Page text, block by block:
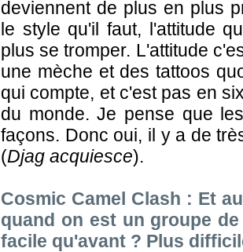
deviennent de plus en plus
le style qu'il faut, l'attitude
plus se tromper. L'attitude
une mèche et des tattoos
qui compte, et c'est pas en
du monde. Je pense que
façons. Donc oui, il y a de
(Djag acquiesce).
Cosmic Camel Clash : Et
quand on est un groupe
facile qu'avant ? Plus